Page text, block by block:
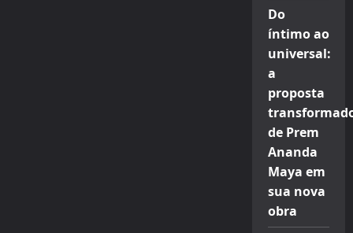
Do
íntimo ao
universal:
a
proposta
de Prem
Ananda
Maya em
sua nova
obra